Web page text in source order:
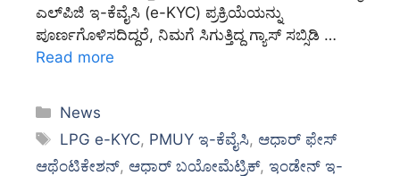
ಎಲ್‌ಪಿಜಿ ಇ-ಕೆವೈಸಿ (e-KYC) ಪ್ರಕ್ರಿಯೆಯನ್ನು
ಪೂರ್ಣಗೊಳಿಸದಿದ್ದರೆ, ನಿಮಗೆ ಸಿಗುತ್ತಿದ್ದ ಗ್ಯಾಸ್ ಸಬ್ಸಿಡಿ …
Read more
Categories
News
Tags
LPG e-KYC, PMUY ಇ-ಕೆವೈಸಿ, ಆಧಾರ್ ಫೇಸ್
ಆಥೆಂಟಿಕೇಶನ್, ಆಧಾರ್ ಬಯೋಮೆಟ್ರಿಕ್, ಇಂಡೇನ್ ಇ-